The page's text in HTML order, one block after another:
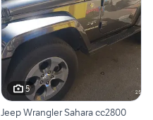
5
Jeep Wrangler Sahara cc2800